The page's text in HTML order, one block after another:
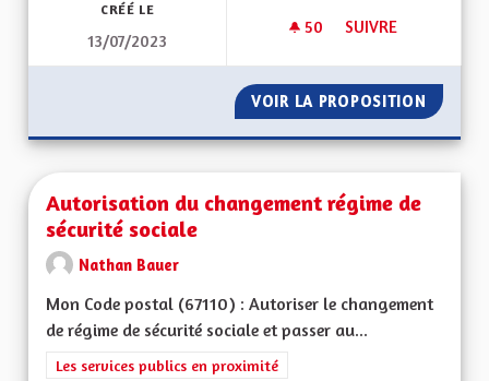
CRÉÉ LE
13/07/2023
50 50 ABONNÉS
SUIVRE
VOIR LA PROPOSITION
Autorisation du changement régime de
sécurité sociale
Nathan Bauer
Mon Code postal (67110) : Autoriser le changement
de régime de sécurité sociale et passer au...
Filtrer les résultats de la catégorie : Les services publics en
Les services publics en proximité